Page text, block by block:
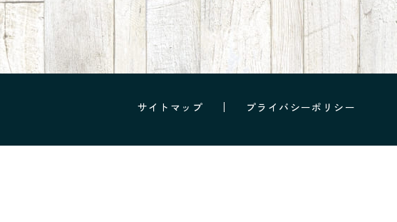
サイトマップ プライバシーポリシー